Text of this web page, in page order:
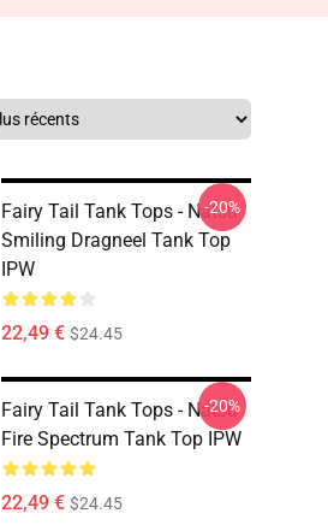
Fairy Tail Tank Tops - Natsu
Smiling Dragneel Tank Top
IPW
22,49 € $24.45
-20%
Fairy Tail Tank Tops - Natsu
Fire Spectrum Tank Top IPW
22,49 € $24.45
-20%